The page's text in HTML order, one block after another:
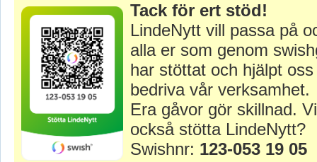
Tack för ert stöd!
LindeNytt vill passa på
alla er som genom
har stöttat och hjälpt
bedriva vår verksamhet.
Era gåvor gör skillnad.
också stötta LindeNytt?
Swishnr: 123-053 19 05